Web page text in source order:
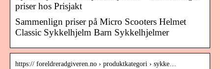
priser hos Prisjakt
Sammenlign priser på Micro Scooters Helmet
Classic Sykkelhjelm Barn Sykkelhjelmer
https:// foreldreradgiveren.no › produktkategori › sykke…